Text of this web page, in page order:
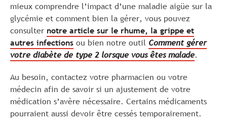
mieux comprendre l’impact d’une maladie aigüe sur la
glycémie et comment bien la gérer, vous pouvez
consulter notre article sur le rhume, la grippe et
autres infections ou bien notre outil Comment gérer
votre diabète de type 2 lorsque vous êtes malade.
Au besoin, contactez votre pharmacien ou votre
médecin afin de savoir si un ajustement de votre
médication s’avère nécessaire. Certains médicaments
pourraient aussi devoir être cessés temporairement.